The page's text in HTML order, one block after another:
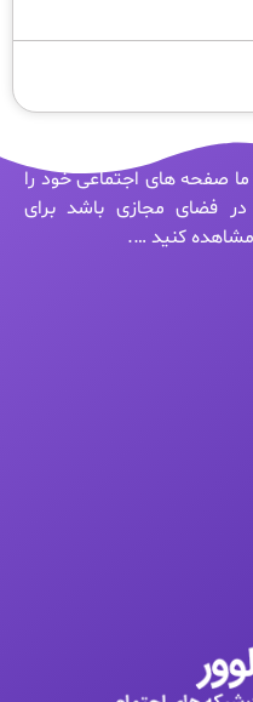
ما صفحه های اجتماعی خود را
فضای مجازی باشد برای
مشاهده کنید ….